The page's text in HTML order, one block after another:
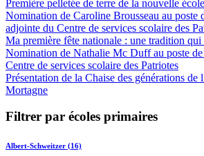
Première pelletée de terre de la nouvelle
Nomination de Caroline Brousseau au poste
adjointe du Centre de services scolaire des
Ma première fête nationale : une tradition qui
Nomination de Nathalie Mc Duff au poste
Centre de services scolaire des Patriotes
Présentation de la Chaise des générations de
Mortagne
Filtrer par écoles primaires
Albert-Schweitzer (16)